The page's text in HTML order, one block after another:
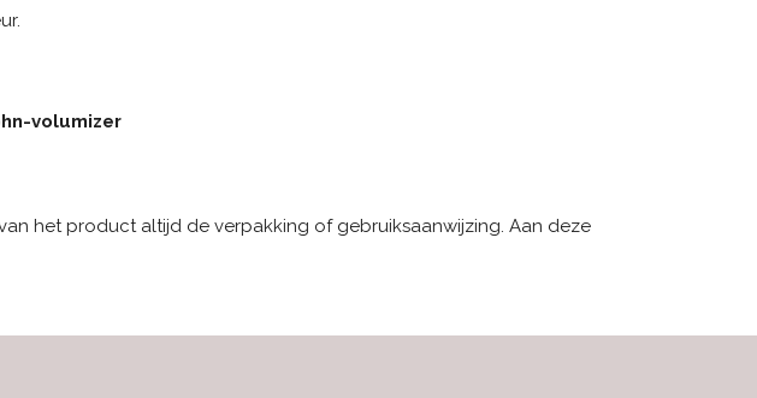
volumizer
het product altijd de verpakking of gebruiksaanwijzing. Aan deze